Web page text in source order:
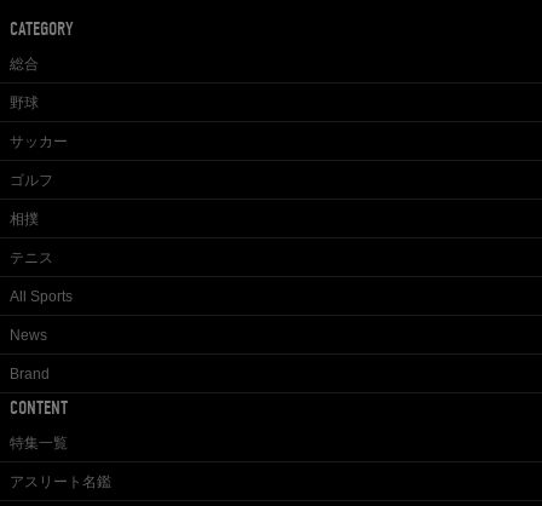
CATEGORY
総合
野球
サッカー
ゴルフ
相撲
テニス
All Sports
News
Brand
CONTENT
特集一覧
アスリート名鑑